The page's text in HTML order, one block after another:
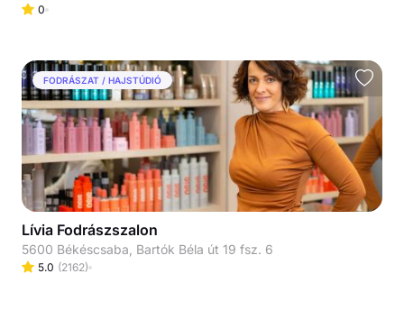
0
FODRÁSZAT / HAJSTÚDIÓ
Lívia Fodrászszalon
5600 Békéscsaba, Bartók Béla út 19 fsz. 6
5.0 (2162)